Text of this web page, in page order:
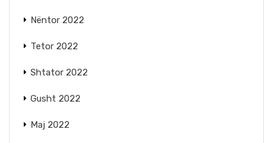
Nëntor 2022
Tetor 2022
Shtator 2022
Gusht 2022
Maj 2022